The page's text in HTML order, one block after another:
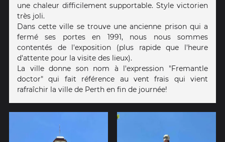
une chaleur difficilement supportable. Style victorien
très joli.
Dans cette ville se trouve une ancienne prison qui a
fermé ses portes en 1991, nous nous sommes
contentés de l'exposition (plus rapide que l'heure
d'attente pour la visite des lieux).
La ville donne son nom à l'expression "Fremantle
doctor" qui fait référence au vent frais qui vient
rafraîchir la ville de Perth en fin de journée!